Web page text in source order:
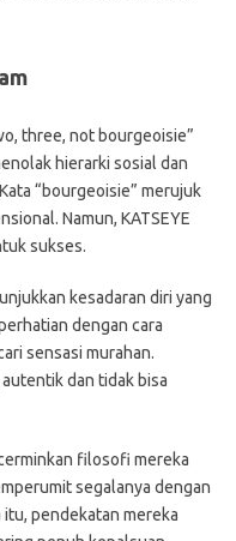
three, not bourgeoisie”
hierarki sosial dan
“bourgeoisie” merujuk
Namun, KATSEYE
sukses.
kesadaran diri yang
dengan cara
sensasi murahan.
dan tidak bisa
filosofi mereka
segalanya dengan
pendekatan mereka